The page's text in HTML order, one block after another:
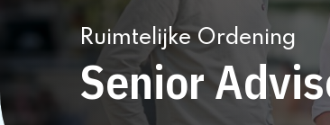
Ruimtelijke Ordening
Senior